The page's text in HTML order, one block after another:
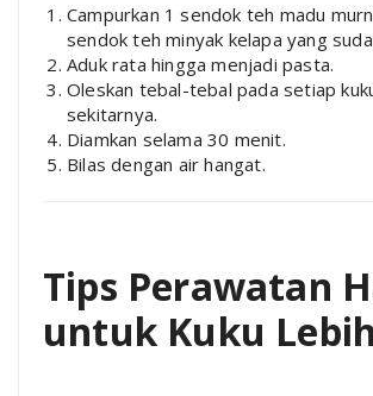
Campurkan 1 sendok teh madu
sendok teh minyak kelapa yang
Aduk rata hingga menjadi pasta.
Oleskan tebal-tebal pada setiap
sekitarnya.
Diamkan selama 30 menit.
Bilas dengan air hangat.
Tips Perawatan
untuk Kuku